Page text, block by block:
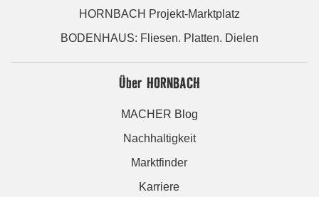
HORNBACH Projekt-Marktplatz
BODENHAUS: Fliesen. Platten. Dielen
Über HORNBACH
MACHER Blog
Nachhaltigkeit
Marktfinder
Karriere